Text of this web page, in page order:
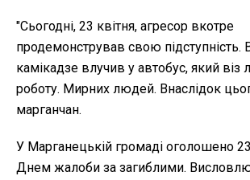
"Сьогодні, 23 квітня, агресор вкотре
продемонстрував свою підступність.
камікадзе влучив у автобус, який віз
роботу. Мирних людей. Внаслідок
марганчан.
У Марганецькій громаді оголошено
Днем жалоби за загиблими.